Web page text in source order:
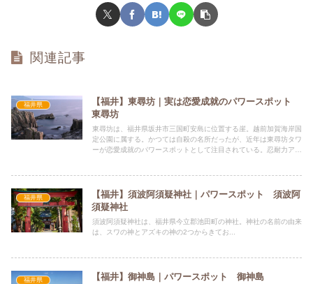
関連記事
福井県
【福井】東尋坊｜実は恋愛成就のパワースポット
東尋坊
東尋坊は、福井県坂井市三国町安島に位置する崖。越前加賀海岸国
定公園に属する。かつては自殺の名所だったが、近年は東尋坊タワ
ーが恋愛成就のパワースポットとして注目されている。忍耐力アッ
福井県
【福井】須波阿須疑神社｜パワースポット 須波阿
須疑神社
須波阿須疑神社は、福井県今立郡池田町の神社。神社の名前の由来
は、スワの神とアズキの神の2つからきてお...
福井県 【福井】御神島｜パワースポット 御神島